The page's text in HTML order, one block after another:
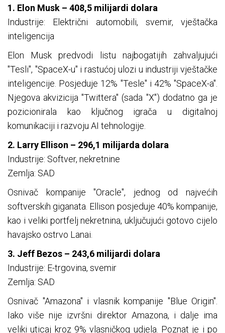
1. Elon Musk – 408,5 milijardi dolara
Industrije: Električni automobili, svemir, vještačka
inteligencija
Elon Musk predvodi listu najbogatijih zahvaljujući
"Tesli", "SpaceX-u" i rastućoj ulozi u industriji vještačke
inteligencije. Posjeduje 12% "Tesle" i 42% "SpaceX-a".
Njegova akvizicija "Twittera" (sada "X") dodatno ga je
pozicionirala kao ključnog igrača u digitalnoj
komunikaciji i razvoju AI tehnologije.
2. Larry Ellison – 296,1 milijarda dolara
Industrije: Softver, nekretnine
Zemlja: SAD
Osnivač kompanije "Oracle", jednog od najvećih
softverskih giganata. Ellison posjeduje 40% kompanije,
kao i veliki portfelj nekretnina, uključujući gotovo cijelo
havajsko ostrvo Lanai.
3. Jeff Bezos – 243,6 milijardi dolara
Industrije: E-trgovina, svemir
Zemlja: SAD
Osnivač "Amazona" i vlasnik kompanije "Blue Origin".
Iako više nije izvršni direktor Amazona, i dalje ima
veliki uticaj kroz 9% vlasničkog udjela. Poznat je i po